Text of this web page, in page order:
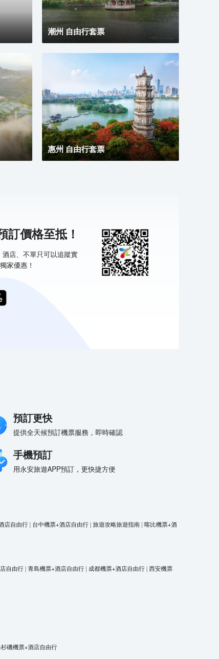
潮州 自由行套票
惠州 自由行套票
訂價格至抵！
店、不單只可以追蹤實
家優惠！
預訂更快
提供全天候預訂機票服務，即時確認
手機預訂
用永安旅遊APP預訂，更快捷方便
店自由行 | 台中機票+酒店自由行 | 旅遊攻略旅遊指南 | 喀比機票+酒
自由行 | 青島機票+酒店自由行 | 成都機票+酒店自由行 | 西安機票
磯機票+酒店自由行